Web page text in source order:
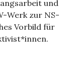
und
Werk zur NS-
Vorbild für